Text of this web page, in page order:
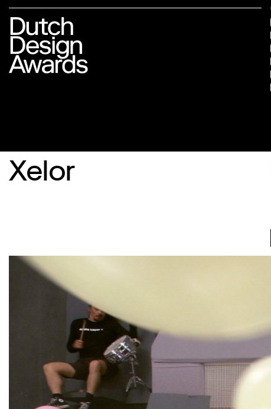
Xelor